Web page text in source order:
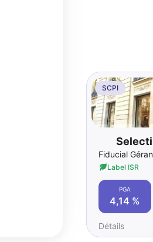
SCPI
Fiducial
Label ISR
PGA
4,14 %
Détails